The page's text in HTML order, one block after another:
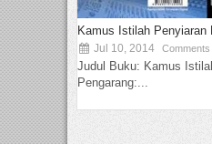
Kamus Istilah Penyiaran
Jul 10, 2014
Judul Buku: Kamus
Pengarang:...